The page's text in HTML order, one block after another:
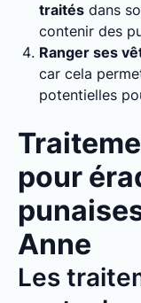
traités dans
contenir des
Ranger ses
car cela
potentielles
pour
Anne
Les